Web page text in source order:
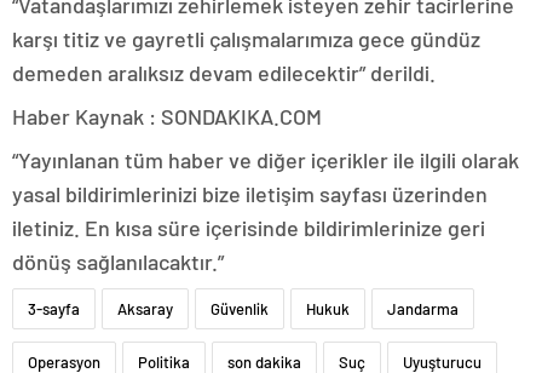
karşı titiz ve gayretli çalışmalarımıza gece gündüz
demeden aralıksız devam edilecektir” derildi.
Haber Kaynak : SONDAKIKA.COM
“Yayınlanan tüm haber ve diğer içerikler ile ilgili olarak
yasal bildirimlerinizi bize iletişim sayfası üzerinden
iletiniz. En kısa süre içerisinde bildirimlerinize geri
dönüş sağlanılacaktır.”
3-sayfa Aksaray Güvenlik Hukuk Jandarma
Operasyon Politika son dakika Suç Uyuşturucu